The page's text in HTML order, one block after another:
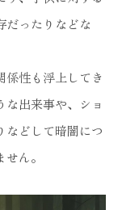
だったりなどな
係性も浮上してき
な出来事や、ショ
などして暗闇につ
ん。